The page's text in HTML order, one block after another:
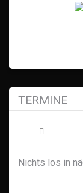
TERMINE
Nichts los in